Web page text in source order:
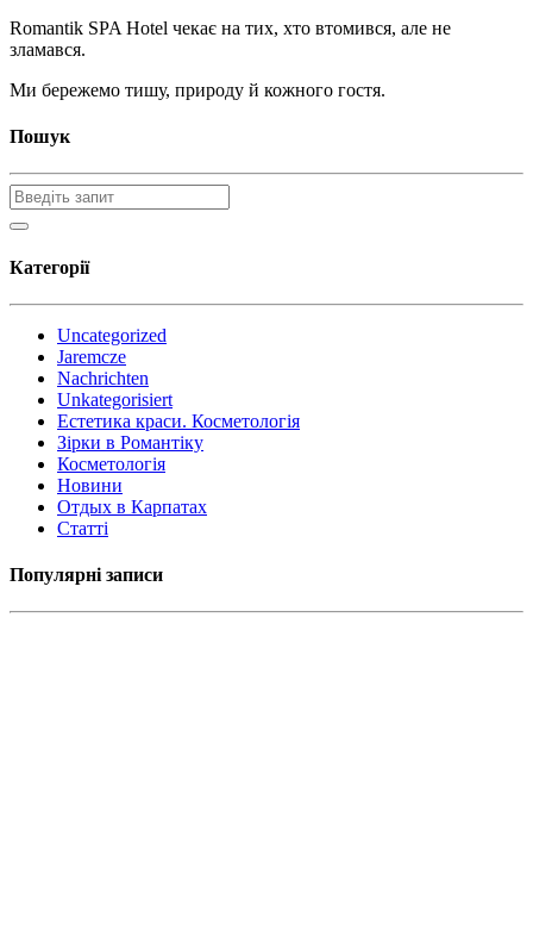
Romantik SPA Hotel чекає на тих, хто втомився, але не
зламався.
Ми бережемо тишу, природу й кожного гостя.
Пошук
Категорії
Uncategorized
Jaremcze
Nachrichten
Unkategorisiert
Естетика краси. Косметологія
Зірки в Романтіку
Косметологія
Новини
Отдых в Карпатах
Статті
Популярні записи